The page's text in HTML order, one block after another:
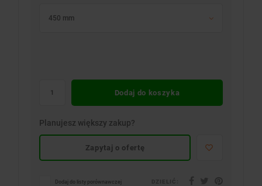
450 mm
Dodaj do koszyka
Planujesz większy zakup?
Zapytaj o ofertę
Dodaj do listy porównawczej